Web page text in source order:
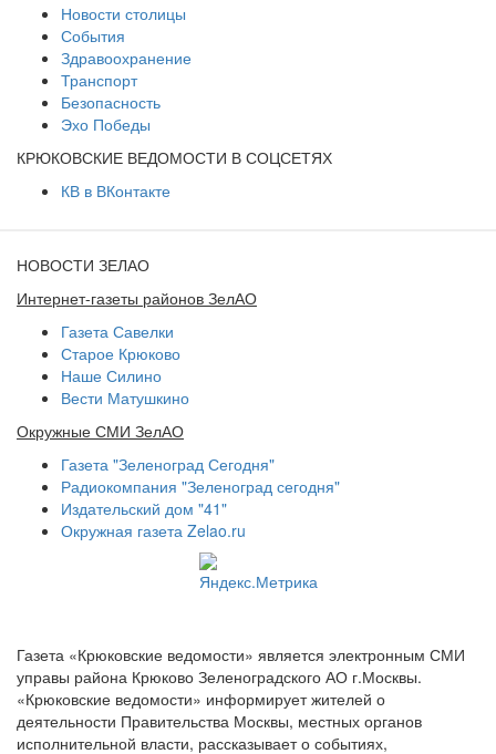
Новости столицы
События
Здравоохранение
Транспорт
Безопасность
Эхо Победы
КРЮКОВСКИЕ ВЕДОМОСТИ В СОЦСЕТЯХ
КВ в ВКонтакте
НОВОСТИ ЗЕЛАО
Интернет-газеты районов ЗелАО
Газета Савелки
Старое Крюково
Наше Силино
Вести Матушкино
Окружные СМИ ЗелАО
Газета "Зеленоград Сегодня"
Радиокомпания "Зеленоград сегодня"
Издательский дом "41"
Окружная газета Zelao.ru
Газета «Крюковские ведомости» является электронным СМИ
управы района Крюково Зеленоградского АО г.Москвы.
«Крюковские ведомости» информирует жителей о
деятельности Правительства Москвы, местных органов
исполнительной власти, рассказывает о событиях,